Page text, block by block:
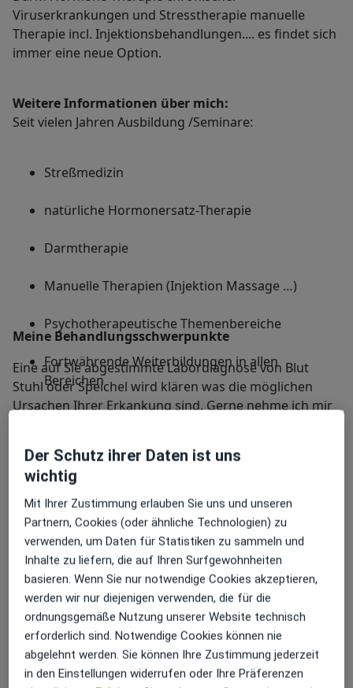
Viruserkrankungen und Stresstherapie manuelle
Therapie incl. Injektionsbehandlungen.... es findet sich
immer eine neue Option.
Weitere Informationen über mich:
Seit vielen Jahren Ausbildung /Seminare:
Streßmedizin
natürliche Hormonersatz-Therapie
Darmtherapie
Manuelle Therapien (Injektion Massage …)
Psychotherapeutische Themenbereiche
Fortwährende Weiterbildungen in allen
Bereichen
Meine Behandlungs­schwerpunkte
Eine auf Sie abgestimmte Labordiagnose von Blut
Stuhl oder Speichel wird klären was die möglichen
Ursachen Ihrer Erkankung sind. Gerne nehme ich mir
anpassen.
Für eine Terminvereinbarung in meiner
Naturheilpraxis in der Hohensalzaer Straße in
Mannheim können Sie mich gerne unter der
0621/4368247 kontaktieren.
Meine Schwerpunkte:
Darmtherapie
Der Schutz ihrer Daten ist uns
wichtig
Mit Ihrer Zustimmung erlauben Sie uns und unseren
Partnern, Cookies (oder ähnliche Technologien) zu
verwenden, um Daten für Statistiken zu sammeln und
Inhalte zu liefern, die auf Ihren Surfgewohnheiten
basieren. Wenn Sie nur notwendige Cookies akzeptieren,
werden wir nur diejenigen verwenden, die für die
ordnungsgemäße Nutzung unserer Website technisch
erforderlich sind. Notwendige Cookies können nie
abgelehnt werden. Sie können Ihre Zustimmung jederzeit
in den Einstellungen widerrufen oder Ihre Präferenzen